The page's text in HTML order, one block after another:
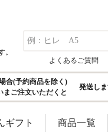
。
よくあるご質問
合(予約商品を除く)
まご注文いただくと
発送しま
ギフト 商品一覧